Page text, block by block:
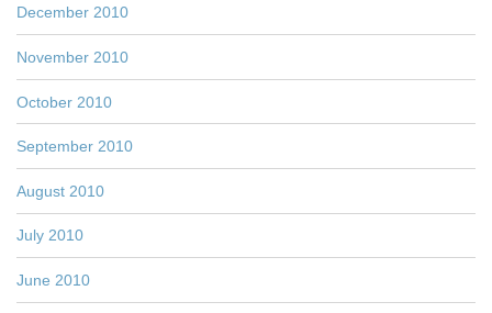
December 2010
November 2010
October 2010
September 2010
August 2010
July 2010
June 2010